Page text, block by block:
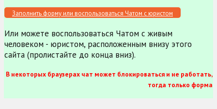
Заполнить форму или воспользоваться Чатом с юристом
Или можете воспользоваться Чатом с живым
человеком - юристом, расположенным внизу этого
сайта (пролистайте до конца вниз).
В некоторых браузерах чат может блокироваться и не работать,
тогда только форма